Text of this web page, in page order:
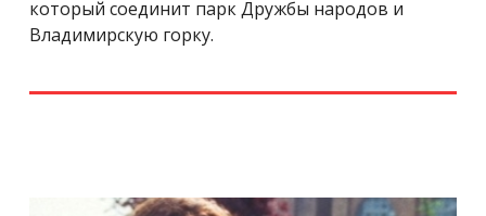
который соединит парк Дружбы народов и
Владимирскую горку.